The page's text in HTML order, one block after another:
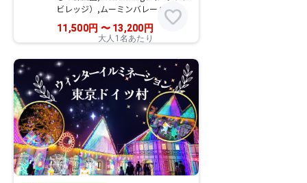
ビレッジ）,ムーミンバレーパーク
11,500円 〜13,200 円
大人1名あたり
favorite